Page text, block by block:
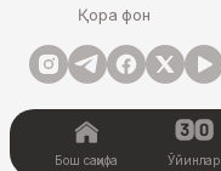
Қора фон
Бош саҳифа Ўйинлар